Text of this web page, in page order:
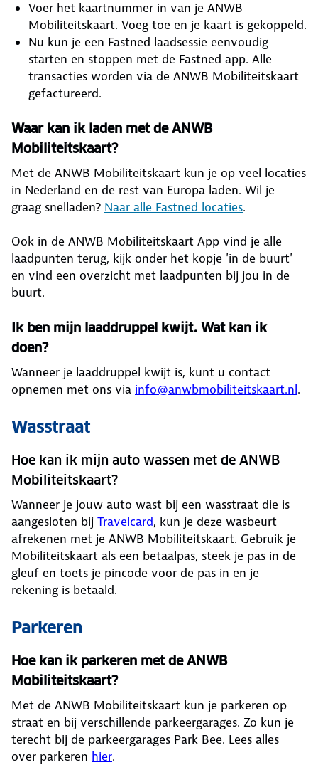
Voer het kaartnummer in van je ANWB
Mobiliteitskaart. Voeg toe en je kaart is gekoppeld.
Nu kun je een Fastned laadsessie eenvoudig
starten en stoppen met de Fastned app. Alle
transacties worden via de ANWB Mobiliteitskaart
gefactureerd.
Waar kan ik laden met de ANWB
Mobiliteitskaart?
Met de ANWB Mobiliteitskaart kun je op veel locaties
in Nederland en de rest van Europa laden. Wil je
graag snelladen? Naar alle Fastned locaties.
Ook in de ANWB Mobiliteitskaart App vind je alle
laadpunten terug, kijk onder het kopje 'in de buurt'
en vind een overzicht met laadpunten bij jou in de
buurt.
Ik ben mijn laaddruppel kwijt. Wat kan ik
doen?
Wanneer je laaddruppel kwijt is, kunt u contact
opnemen met ons via info@anwbmobiliteitskaart.nl.
Wasstraat
Hoe kan ik mijn auto wassen met de ANWB
Mobiliteitskaart?
Wanneer je jouw auto wast bij een wasstraat die is
aangesloten bij Travelcard, kun je deze wasbeurt
afrekenen met je ANWB Mobiliteitskaart. Gebruik je
Mobiliteitskaart als een betaalpas, steek je pas in de
gleuf en toets je pincode voor de pas in en je
rekening is betaald.
Parkeren
Hoe kan ik parkeren met de ANWB
Mobiliteitskaart?
Met de ANWB Mobiliteitskaart kun je parkeren op
straat en bij verschillende parkeergarages. Zo kun je
terecht bij de parkeergarages Park Bee. Lees alles
over parkeren hier.